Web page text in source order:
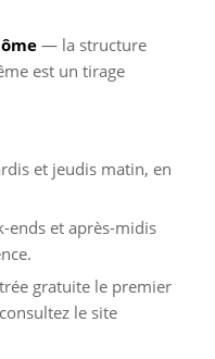
— la structure
est un tirage
et jeudis matin, en
ends et après-midis
gratuite le premier
le site